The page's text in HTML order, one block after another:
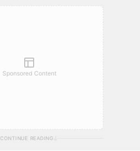
Sponsored Content
CONTINUE READING